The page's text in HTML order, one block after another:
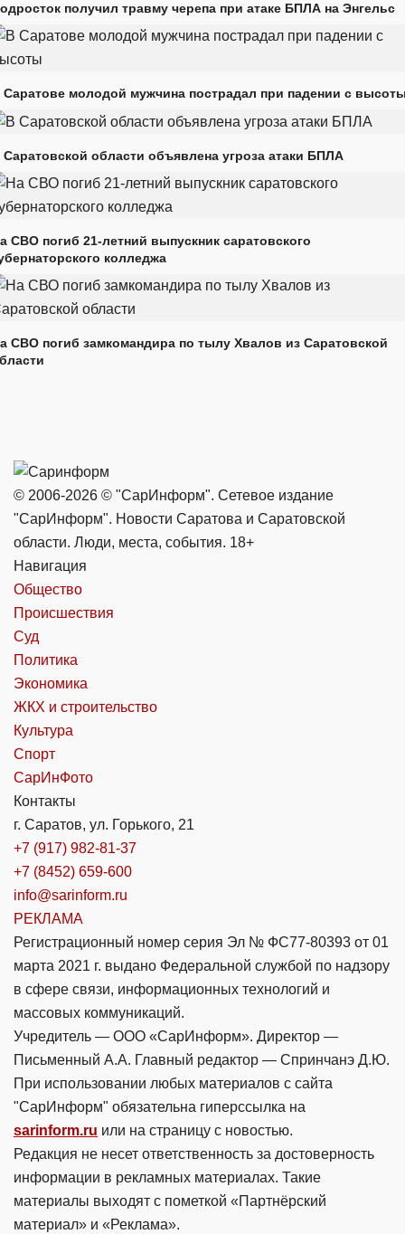
получил травму черепа при атаке БПЛА на Энгельс
Саратове молодой мужчина пострадал при падении с
Саратовской области объявлена угроза атаки БПЛА
СВО погиб 21-летний выпускник саратовского
колледжа
СВО погиб замкомандира по тылу Хвалов из Саратовской
© 2006-2026 © "СарИнформ". Сетевое издание
"СарИнформ". Новости Саратова и Саратовской
области. Люди, места, события. 18+
Навигация
Общество
Происшествия
Суд
Политика
Экономика
ЖКХ и строительство
Культура
Спорт
СарИнФото
Контакты
г. Саратов, ул. Горького, 21
+7 (917) 982-81-37
+7 (8452) 659-600
info@sarinform.ru
РЕКЛАМА
Регистрационный номер серия Эл № ФС77-80393 от 01
марта 2021 г. выдано Федеральной службой по надзору
в сфере связи, информационных технологий и
массовых коммуникаций.
Учредитель — ООО «СарИнформ». Директор —
Письменный А.А. Главный редактор — Спринчанэ Д.Ю.
При использовании любых материалов с сайта
"СарИнформ" обязательна гиперссылка на
sarinform.ru или на страницу с новостью.
Редакция не несет ответственность за достоверность
информации в рекламных материалах. Такие
материалы выходят с пометкой «Партнёрский
материал» и «Реклама».